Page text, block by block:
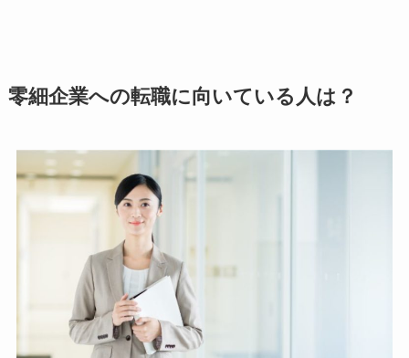
零細企業への転職に向いている人は？